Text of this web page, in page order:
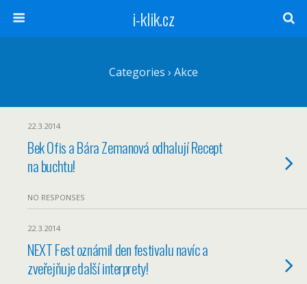
i-klik.cz
Categories › Akce
22.3.2014
Bek Ofis a Bára Zemanová odhalují Recept
na buchtu!
NO RESPONSES
22.3.2014
NEXT Fest oznámil den festivalu navíc a
zveřejňuje další interprety!